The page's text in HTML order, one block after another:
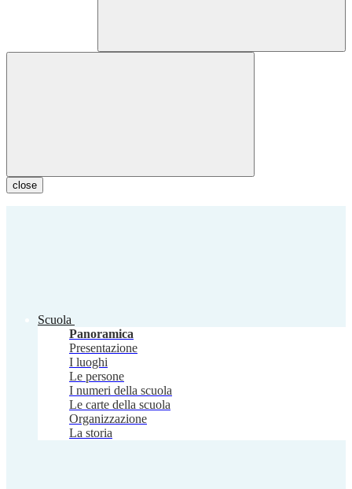
close
Scuola
Panoramica
Presentazione
I luoghi
Le persone
I numeri della scuola
Le carte della scuola
Organizzazione
La storia